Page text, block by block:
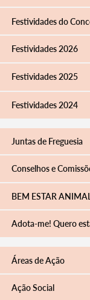
Festividades do
Festividades 2026
Festividades 2025
Festividades 2024
Juntas de Freguesia
Conselhos e
BEM ESTAR ANIMAL
Adota-me! Quero
Áreas de Ação
Ação Social